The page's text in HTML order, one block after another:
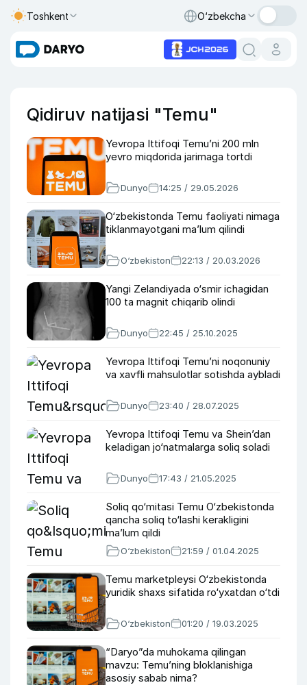
Toshkent O‘zbekcha
Qidiruv natijasi "Temu"
Yevropa Ittifoqi Temu’ni 200 mln
yevro miqdorida jarimaga tortdi
Dunyo 14:25 / 29.05.2026
O‘zbekistonda Temu faoliyati nimaga
tiklanmayotgani ma’lum qilindi
O‘zbekiston 22:13 / 20.03.2026
Yangi Zelandiyada o‘smir ichagidan
100 ta magnit chiqarib olindi
Dunyo 22:45 / 25.10.2025
Yevropa Ittifoqi Temu’ni noqonuniy
va xavfli mahsulotlar sotishda aybladi
Dunyo 23:40 / 28.07.2025
Yevropa Ittifoqi Temu va Sheinʼdan
keladigan jo‘natmalarga soliq soladi
Dunyo 17:43 / 21.05.2025
Soliq qo‘mitasi Temu O‘zbekistonda
qancha soliq to‘lashi kerakligini
maʼlum qildi
O‘zbekiston 21:59 / 01.04.2025
Temu marketpleysi O‘zbekistonda
yuridik shaxs sifatida ro‘yxatdan o‘tdi
O‘zbekiston 01:20 / 19.03.2025
“Daryo”da muhokama qilingan
mavzu: Temu’ning bloklanishiga
asosiy sabab nima?